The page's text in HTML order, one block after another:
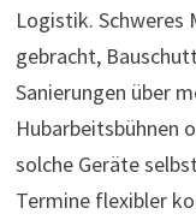
Logistik. Schweres
gebracht,
Sanierungen über
Hubarbeitsbühnen
solche Geräte
Termine flexibler